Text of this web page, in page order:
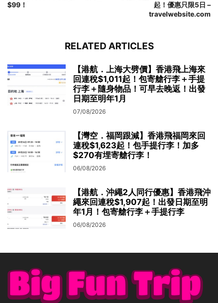
$99！
起！優惠只限5日 –
travelwebsite.com
RELATED ARTICLES
【港航．上海大劈價】香港飛上海來
回連稅$1,011起！包寄艙行李＋手提
行李＋隨身物品！可早去晚返！出發
日期至明年1月
07/08/2026
【灣空．福岡跟減】香港飛福岡來回
連稅$1,623起！包手提行李！加多
$270有埋寄艙行李！
06/08/2026
【港航．沖繩2人同行優惠】香港飛沖
繩來回連稅$1,907起！出發日期至明
年1月！包寄艙行李＋手提行李
06/08/2026